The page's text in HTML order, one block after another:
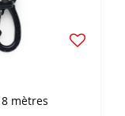
mètres